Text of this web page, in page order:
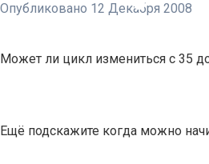
Опубликовано 12 Декабря 2008
Может ли цикл измениться с 35
Ещё подскажите когда можно